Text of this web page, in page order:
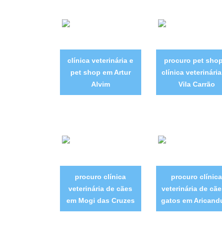
clínica veterinária e
pet shop em Artur
Alvim
procuro pet
clínica
Vila Carrão
procuro clínica
veterinária de cães
em Mogi das Cruzes
procuro clínica
veterinária de
gatos em